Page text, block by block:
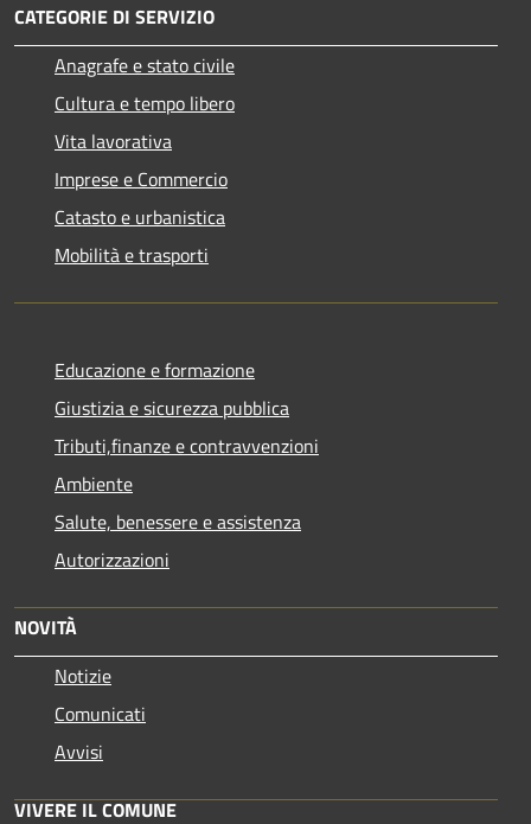
CATEGORIE DI SERVIZIO
Anagrafe e stato civile
Cultura e tempo libero
Vita lavorativa
Imprese e Commercio
Catasto e urbanistica
Mobilità e trasporti
Educazione e formazione
Giustizia e sicurezza pubblica
Tributi,finanze e contravvenzioni
Ambiente
Salute, benessere e assistenza
Autorizzazioni
NOVITÀ
Notizie
Comunicati
Avvisi
VIVERE IL COMUNE